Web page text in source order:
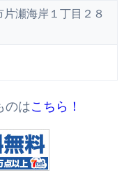
瀬海岸１丁目２８
のはこちら！